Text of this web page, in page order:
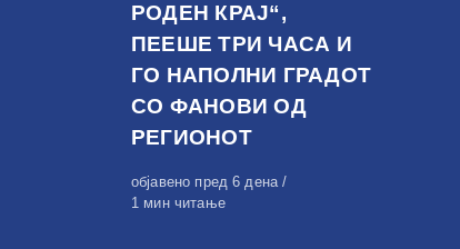
РОДЕН КРАЈ“,
ПЕЕШЕ ТРИ ЧАСА И
ГО НАПОЛНИ ГРАДОТ
СО ФАНОВИ ОД
РЕГИОНОТ
Објавено
на
објавено пред 6 дена
1 мин читање